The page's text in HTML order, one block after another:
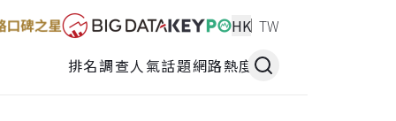
HK TW
排名調查人氣話題網路熱度